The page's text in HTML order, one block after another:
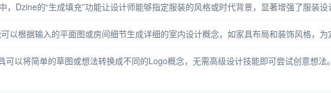
，Dzine的“生成填充”功能让设计师能够指定服装的风格或时代背景，显著增强了服装设
以根据输入的平面图或房间细节生成详细的室内设计概念，如家具布局和装饰风格，为
可以将简单的草图或想法转换成不同的Logo概念，无需高级设计技能即可尝试创意想法。